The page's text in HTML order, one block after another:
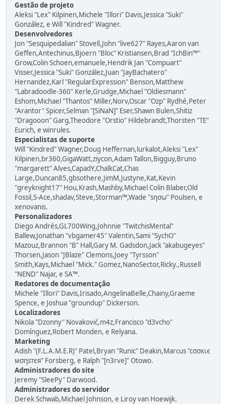
Gestão de projeto
Aleksi "Lex" Kilpinen,Michele "Illori" Davis,Jessica "Suki"
González, e Will "Kindred" Wagner.
Desenvolvedores
Jon "Sesquipedalian" Stovell,John "live627" Rayes,Aaron van
Geffen,Antechinus,Bjoern "Bloc" Kristiansen,Brad "IchBin™"
Grow,Colin Schoen,emanuele,Hendrik Jan "Compuart"
Visser,Jessica "Suki" González,Juan "JayBachatero"
Hernandez,Karl "RegularExpression" Benson,Matthew
"Labradoodle-360" Kerle,Grudge,Michael "Oldiesmann"
Eshom,Michael "Thantos" Miller,Norv,Oscar "Ozp" Rydhé,Peter
"Arantor" Spicer,Selman "[SiNaN]" Eser,Shawn Bulen,Shitiz
"Dragooon" Garg,Theodore "Orstio" Hildebrandt,Thorsten "TE"
Eurich, e winrules.
Especialistas de suporte
Will "Kindred" Wagner,Doug Heffernan,lurkalot,Aleksi "Lex"
Kilpinen,br360,GigaWatt,ziycon,Adam Tallon,Bigguy,Bruno
"margarett" Alves,CapadY,ChalkCat,Chas
Large,Duncan85,gbsothere,JimM,Justyne,Kat,Kevin
"greyknight17" Hou,Krash,Mashby,Michael Colin Blaber,Old
Fossil,S-Ace,shadav,Steve,Storman™,Wade "sησω" Poulsen, e
xenovanis.
Personalizadores
Diego Andrés,GL700Wing,Johnnie "TwitchisMental"
Ballew,Jonathan "vbgamer45" Valentin,Sami "SychO"
Mazouz,Brannon "B" Hall,Gary M. Gadsdon,Jack "akabugeyes"
Thorsen,Jason "JBlaze" Clemons,Joey "Tyrsson"
Smith,Kays,Michael "Mick." Gomez,NanoSector,Ricky.,Russell
"NEND" Najar, e SA™.
Redatores de documentação
Michele "Illori" Davis,Irisado,AngelinaBelle,Chainy,Graeme
Spence, e Joshua "groundup" Dickerson.
Localizadores
Nikola "Dzonny" Novaković,m4z,Francisco "d3vcho"
Domínguez,Robert Monden, e Relyana.
Marketing
Adish "(F.L.A.M.E.R)" Patel,Bryan "Runic" Deakin,Marcus "cσσкιє
мσηѕтєя" Forsberg, e Ralph "[n3rve]" Otowo.
Administradores do site
Jeremy "SleePy" Darwood.
Administradores do servidor
Derek Schwab,Michael Johnson, e Liroy van Hoewijk.